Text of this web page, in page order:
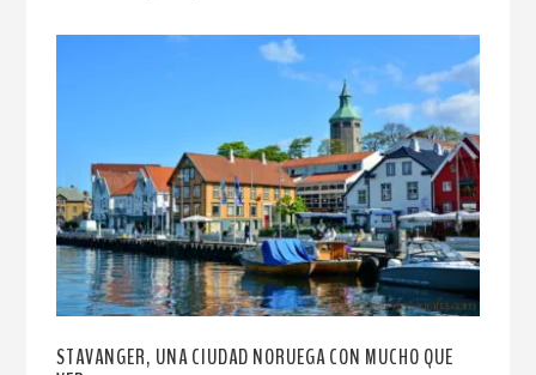
STAVANGER, UNA CIUDAD NORUEGA CON MUCHO QUE